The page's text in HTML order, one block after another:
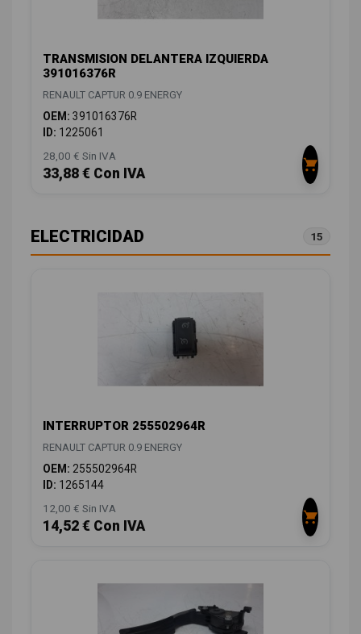
TRANSMISION DELANTERA IZQUIERDA
391016376R
RENAULT CAPTUR 0.9 ENERGY
OEM: 391016376R
ID: 1225061
28,00 € Sin IVA
33,88 € Con IVA
ELECTRICIDAD 15
INTERRUPTOR 255502964R
RENAULT CAPTUR 0.9 ENERGY
OEM: 255502964R
ID: 1265144
12,00 € Sin IVA
14,52 € Con IVA